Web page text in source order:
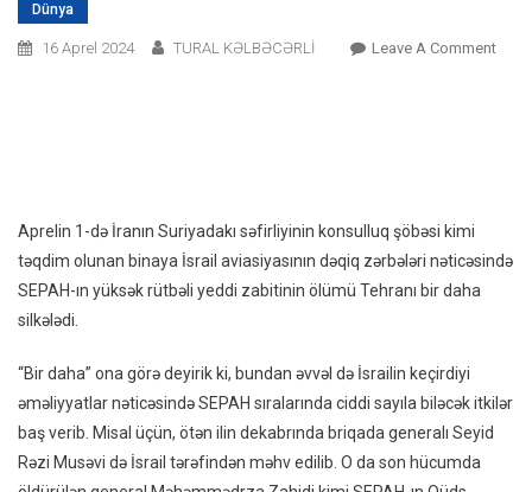
Dünya
16 Aprel 2024 TURAL KƏLBƏCƏRLİ Leave A CommentOn
Aprelin 1-də İranın Suriyadakı səfirliyinin konsulluq şöbəsi kimi
təqdim olunan binaya İsrail aviasiyasının dəqiq zərbələri nəticəsində
SEPAH-ın yüksək rütbəli yeddi zabitinin ölümü Tehranı bir daha
silkələdi.
“Bir daha” ona görə deyirik ki, bundan əvvəl də İsrailin keçirdiyi
əməliyyatlar nəticəsində SEPAH sıralarında ciddi sayıla biləcək itkilər
baş verib. Misal üçün, ötən ilin dekabrında briqada generalı Seyid
Rəzi Musəvi də İsrail tərəfindən məhv edilib. O da son hücumda